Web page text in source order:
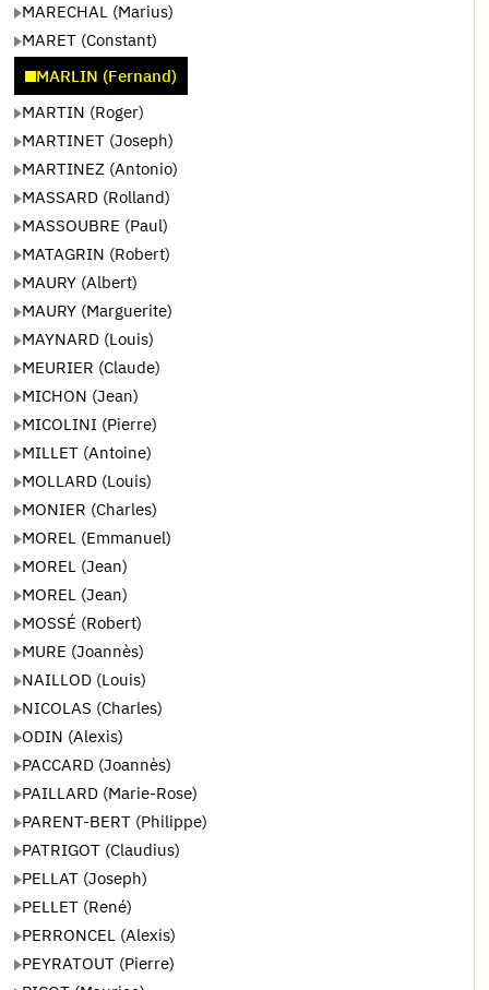
MARECHAL (Marius)
MARET (Constant)
MARLIN (Fernand)
MARTIN (Roger)
MARTINET (Joseph)
MARTINEZ (Antonio)
MASSARD (Rolland)
MASSOUBRE (Paul)
MATAGRIN (Robert)
MAURY (Albert)
MAURY (Marguerite)
MAYNARD (Louis)
MEURIER (Claude)
MICHON (Jean)
MICOLINI (Pierre)
MILLET (Antoine)
MOLLARD (Louis)
MONIER (Charles)
MOREL (Emmanuel)
MOREL (Jean)
MOREL (Jean)
MOSSÉ (Robert)
MURE (Joannès)
NAILLOD (Louis)
NICOLAS (Charles)
ODIN (Alexis)
PACCARD (Joannès)
PAILLARD (Marie-Rose)
PARENT-BERT (Philippe)
PATRIGOT (Claudius)
PELLAT (Joseph)
PELLET (René)
PERRONCEL (Alexis)
PEYRATOUT (Pierre)